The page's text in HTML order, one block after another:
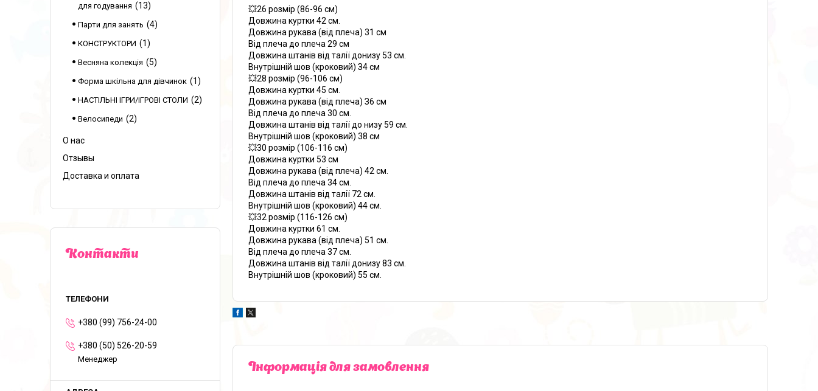
💥26 розмір (86-96 см)
Довжина куртки 42 см.
Довжина рукава (від плеча) 31 см
Від плеча до плеча 29 см
Довжина штанів від талії донизу 53 см.
Внутрішній шов (кроковий) З4 см
💥28 розмір (96-106 см)
Довжина куртки 45 см.
Довжина рукава (від плеча) З6 см
Від плеча до плеча 30 см.
Довжина штанів від талії до низу 59 см.
Внутрішній шов (кроковий) 38 см
💥30 розмір (106-116 см)
Довжина куртки 53 см
Довжина рукава (від плеча) 42 см.
Від плеча до плеча 34 см.
Довжина штанів від талії 72 см.
Внутрішній шов (кроковий) 44 см.
💥32 розмір (116-126 см)
Довжина куртки 61 см.
Довжина рукава (від плеча) 51 см.
Від плеча до плеча 37 см.
Довжина штанів від талії донизу 83 см.
Внутрішній шов (кроковий) 55 см.
Інформація для замовлення
для годування
13
Парти для занять 4
КОНСТРУКТОРИ 1
Весняна колекція 5
Форма шкільна для дівчинок 1
НАСТІЛЬНІ ІГРИ/ІГРОВІ СТОЛИ 2
Велосипеди 2
О нас
Отзывы
Доставка и оплата
Контакти
+380 (99) 756-24-00
+380 (50) 526-20-59
Менеджер